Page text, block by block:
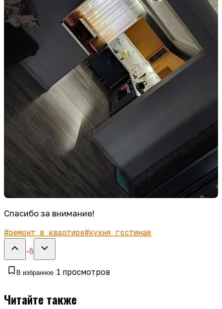
Спасибо за внимание!
#ремонт в квартире#кухня гостиная
-6
В избранное 1 просмотров
Читайте также